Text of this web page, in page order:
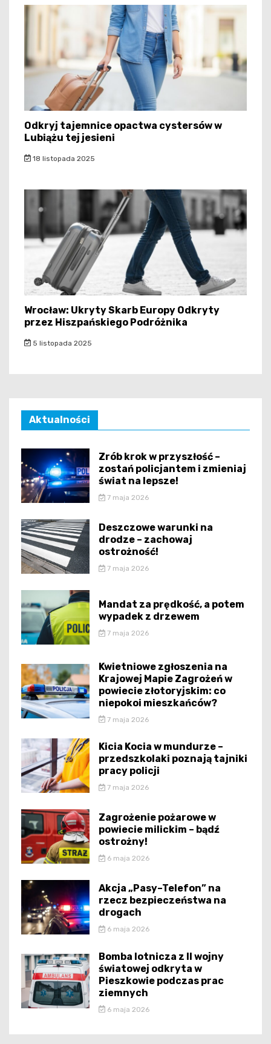
Odkryj tajemnice opactwa cystersów w
Lubiążu tej jesieni
18 listopada 2025
Wrocław: Ukryty Skarb Europy Odkryty
przez Hiszpańskiego Podróżnika
5 listopada 2025
Aktualności
Zrób krok w przyszłość –
zostań policjantem i zmieniaj
świat na lepsze!
7 maja 2026
Deszczowe warunki na
drodze – zachowaj
ostrożność!
7 maja 2026
Mandat za prędkość, a potem
wypadek z drzewem
7 maja 2026
Kwietniowe zgłoszenia na
Krajowej Mapie Zagrożeń w
powiecie złotoryjskim: co
niepokoi mieszkańców?
7 maja 2026
Kicia Kocia w mundurze –
przedszkolaki poznają tajniki
pracy policji
7 maja 2026
Zagrożenie pożarowe w
powiecie milickim – bądź
ostrożny!
6 maja 2026
Akcja „Pasy–Telefon” na
rzecz bezpieczeństwa na
drogach
6 maja 2026
Bomba lotnicza z II wojny
światowej odkryta w
Pieszkowie podczas prac
ziemnych
6 maja 2026